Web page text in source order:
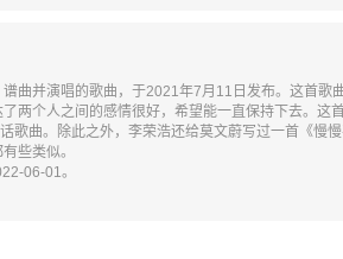
谱曲并演唱的歌曲，于2021年7月11日发布。这首歌
两个人之间的感情很好，希望能一直保持下去。这
歌曲。除此之外，李荣浩还给莫文蔚写过一首《慢
些类似。
06-01。